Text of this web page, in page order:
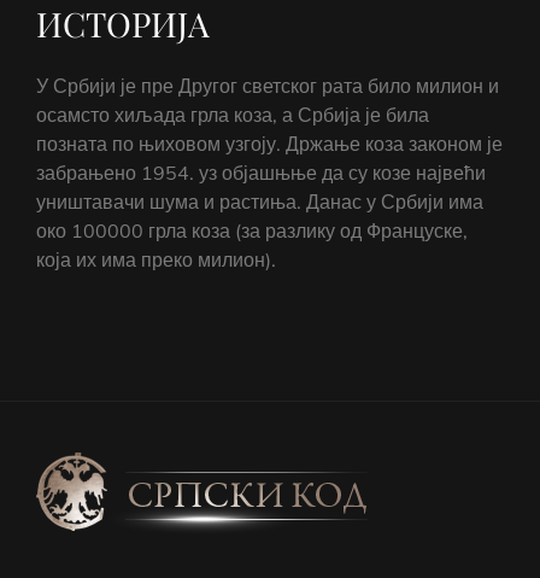
ИСТОРИЈА
У Србији је пре Другог светског рата било милион и
осамсто хиљада грла коза, а Србија је била
позната по њиховом узгоју. Држање коза законом је
забрањено 1954. уз објашњње да су козе највећи
уништавачи шума и растиња. Данас у Србији има
око 100000 грла коза (за разлику од Француске,
која их има преко милион).